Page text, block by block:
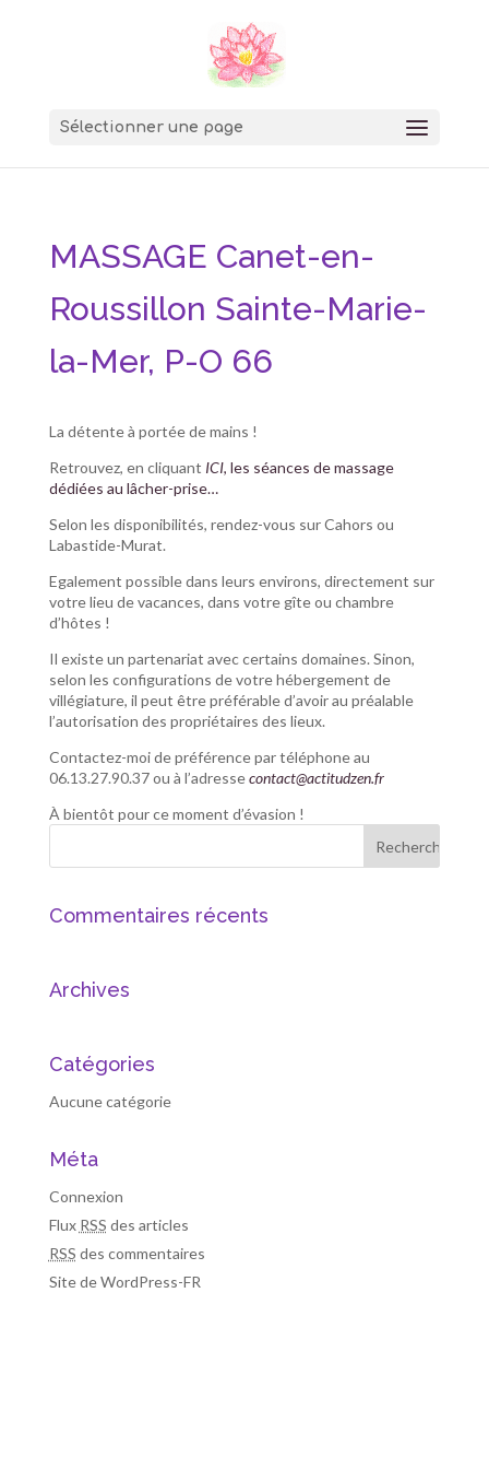
Sélectionner une page
MASSAGE Canet-en-
Roussillon Sainte-Marie-
la-Mer, P-O 66
La détente à portée de mains !
Retrouvez, en cliquant ICI, les séances de massage
dédiées au lâcher-prise…
Selon les disponibilités, rendez-vous sur Cahors ou
Labastide-Murat.
Egalement possible dans leurs environs, directement sur
votre lieu de vacances, dans votre gîte ou chambre
d’hôtes !
Il existe un partenariat avec certains domaines. Sinon,
selon les configurations de votre hébergement de
villégiature, il peut être préférable d’avoir au préalable
l’autorisation des propriétaires des lieux.
Contactez-moi de préférence par téléphone au
06.13.27.90.37 ou à l’adressecontact@actitudzen.fr
À bientôt pour ce moment d’évasion !
Commentaires récents
Archives
Catégories
Aucune catégorie
Méta
Connexion
Flux RSS des articles
RSS des commentaires
Site de WordPress-FR